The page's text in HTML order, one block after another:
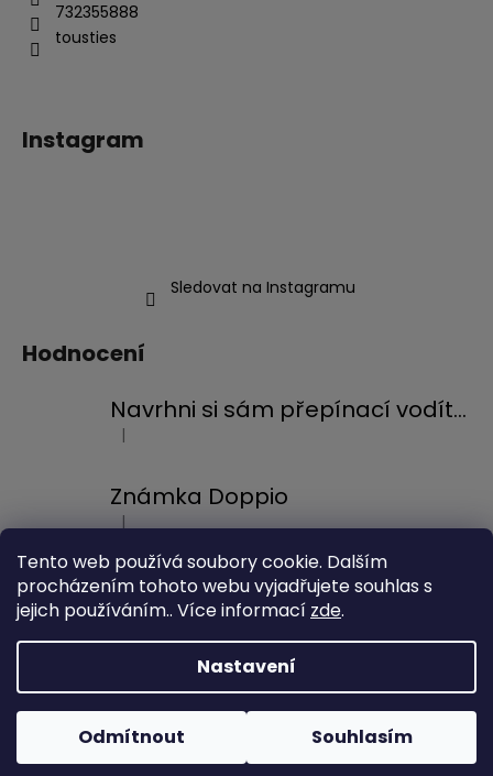
Tento web používá soubory cookie. Dalším
procházením tohoto webu vyjadřujete souhlas s
jejich používáním.. Více informací zde.
Nastavení
Odmítnout Souhlasím
732355888
tousties
Instagram
Sledovat na Instagramu
Hodnocení
Navrhni si sám přepínací vodítko
Hodnocení produktu je 5 z 5 hvězdiček.
|
Známka Doppio
Hodnocení produktu je 5 z 5 hvězdiček.
|
Vytvořil Shoptet
Copyright 2026Toustie's . Všechna práva vyhrazena.